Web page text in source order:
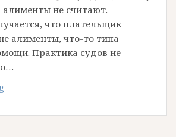
не считают.
что плательщик
алименты, что-то типа
Практика судов не
платить